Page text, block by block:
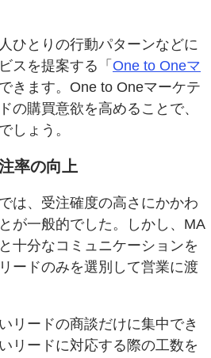
ひとりの行動パターンなどに
スを提案する「 One to Oneマ
きます。One to Oneマーケテ
の購買意欲を高めることで、
しょう。
率の向上
は、受注確度の高さにかかわ
が一般的でした。しかし、MA
十分なコミュニケーションを
ードのみを選別して営業に渡
リードの商談だけに集中でき
リードに対応する際の工数を